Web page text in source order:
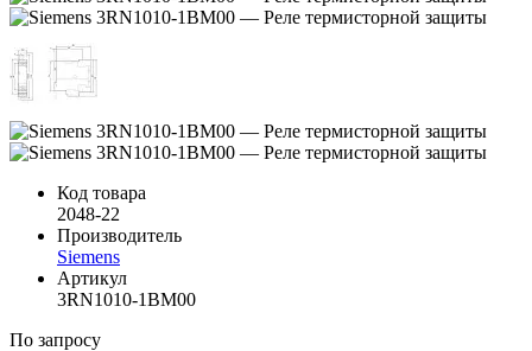
Код товара
2048-22
Производитель
Siemens
Артикул
3RN1010-1BM00
По запросу